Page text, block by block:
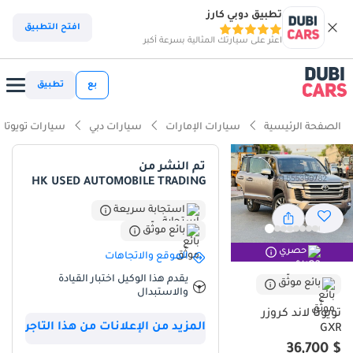
تطبيق دوبي كارز
اعثر على سيارتك المثالية بسرعة أكبر
افتح التطبيق
بع تطبيق
الصفحة الرئيسية سيارات الإمارات سيارات دبي سيارات تويوتا
حصري
بائع موثّق
تويوتا لاند كروزر
GXR
$ 36,700
تم النشر من
HK USED AUTOMOBILE TRADING
استجابة سريعة
بائع موثّق
الموقع والاتجاهات
يقدم هذا الوكيل اختبار القيادة
والاستبدال
المزيد من الإعلانات من هذا التاجر
ذكاء دوبي كارز
ذكاء دوبيكارز
مصمم خصيصًا للطرق الوعرة
أقل معدل استهلاك في فئته
تصنيف السلامة 5 نجوم من NCAP
ملخص
هذه السيارة المعروضة للبيع نادرة في سوق دول مجلس التعاون الخليجي،
إذ تجمع بين عداد كيلومترات منخفض بشكل ملحوظ بالنسبة لعمرها،
والموثوقية الميكانيكية الأسطورية لسيارة الدفع الرباعي المفضلة في
المنطقة. وبعد أن قطعت مسافة أقل بكثير من المعدل السنوي المتوقع